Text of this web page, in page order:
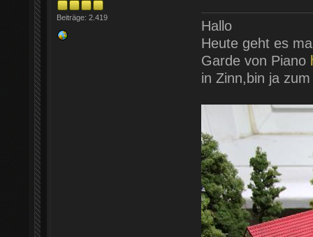
Beiträge: 2.419
Hallo
Heute geht es
Garde von Piano
in Zinn,bin ja